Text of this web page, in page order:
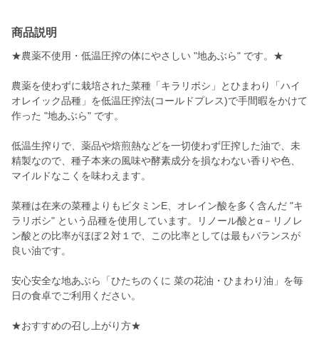
商品説明
★農薬不使用・低温圧搾の体にやさしい "地あぶら" です。★
農薬を使わずに栽培された菜種「キラリボシ」とひまわり「ハイ
オレイック品種」を低温圧搾法(コールドプレス)で手間暇をかけて
作った "地あぶら" です。
低温生搾りで、薬品や焙煎熱などを一切使わず圧搾した油で、未
精製なので、種子本来の風味や酵素成分を損なわない香りや色、
マイルドなこくを味わえます。
菜種は在来の菜種よりもビタミンE、オレイン酸を多く含んだ "キ
ラリボシ" という品種を使用しています。リノール酸とα－リノレ
ン酸との比率がほぼ２対１で、この比率としては最もバランスが
良い油です。
安心安全な地あぶら「ひたちのくに 菜の花油・ひまわり油」を毎
日の食卓でご利用ください。
★おすすめの召し上がり方★